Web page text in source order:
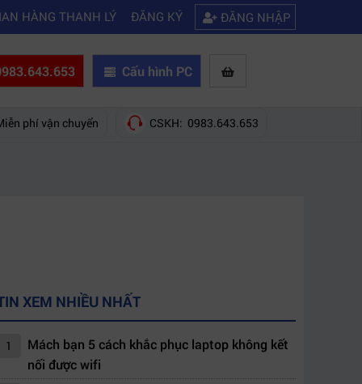
nào?|Mách bạn 5 cách khắc phục laptop không kết nối được wifi
HÀNG THANH LÝ ĐĂNG KÝ ĐĂNG NHẬP
Cấu hình PC
phí vận chuyển CSKH: 0983.643.653
XEM NHIỀU NHẤT
1
Mách bạn 5 cách khắc phục laptop không kết
nối được wifi